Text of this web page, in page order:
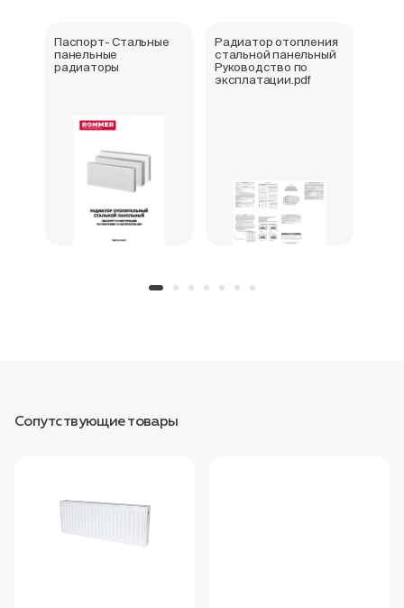
Паспорт- Стальные
панельные
радиаторы
Радиатор отопления
стальной панельный
Руководство по
эксплатации.pdf
Сопутствующие товары